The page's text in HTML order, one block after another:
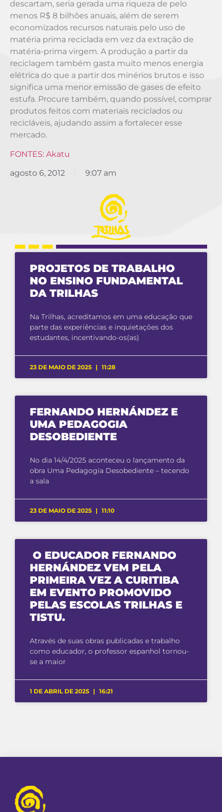
descartam, seria gerada uma riqueza de pelo
menos R$ 8 bilhões anuais, além de serem
economizados recursos naturais pelo uso de
matéria prima reciclada em vez da extração de
matéria-prima virgem. A produção a partir da
reciclagem também gasta muito menos energia
elétrica do que a partir dos minérios brutos e isso
significa uma menor emissão de gases de efeito
estufa. Procure também, quando possível, comprar
produtos feitos com materiais reciclados ou
recicláveis, ajudando assim a fortalecer esse
mercado.
FONTES: Akatu
agosto 6, 2012 9:07 am
PROJETOS DE TRABALHO
NO ENSINO FUNDAMENTAL
DA TRILHAS
Na Trilhas, acreditamos em uma educação que
parte das experiências e inquietações dos
estudantes, incentivando-os(as)
23 DE MAIO DE 2025 11:28
FERNANDO HERNÁNDEZ E
UMA PEDAGOGIA
DESOBEDIENTE
No dia 14/4/2025 aconteceu o lançamento da
obra Uma Pedagogia Desobediente – tecendo
a sala
23 DE MAIO DE 2025 11:10
O EDUCADOR FERNANDO
HERNÁNDEZ VEM PELA
PRIMEIRA VEZ A CURITIBA
EM EVENTO PROMOVIDO
PELAS ESCOLAS TRILHAS E
TISTU.
Através de suas obras publicadas e trabalho
como educador, o professor espanhol tornou-
se a maior
1 DE ABRIL DE 2025 16:21